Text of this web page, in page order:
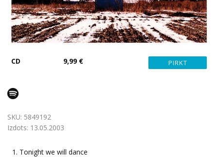
CD 9,99 €
SKU: 5849192
Izdots: 13.05.2003
1. Tonight we will dance